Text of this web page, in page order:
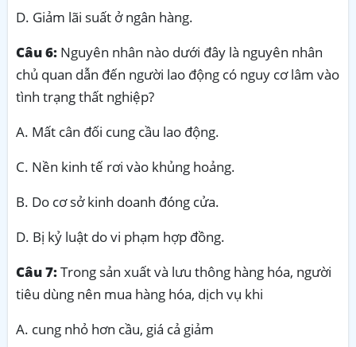
D. Giảm lãi suất ở ngân hàng.
Câu 6: Nguyên nhân nào dưới đây là nguyên nhân
chủ quan dẫn đến người lao động có nguy cơ lâm vào
tình trạng thất nghiệp?
A. Mất cân đối cung cầu lao động.
C. Nền kinh tế rơi vào khủng hoảng.
B. Do cơ sở kinh doanh đóng cửa.
D. Bị kỷ luật do vi phạm hợp đồng.
Câu 7:Trong sản xuất và lưu thông hàng hóa, người
tiêu dùng nên mua hàng hóa, dịch vụ khi
A. cung nhỏ hơn cầu, giá cả giảm